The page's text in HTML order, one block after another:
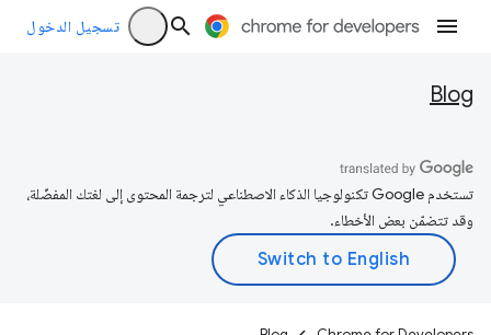
تسجيل الدخول
Blog
تستخدم Google تكنولوجيا الذكاء الاصطناعي لترجمة المحتوى إلى لغتك المفضّلة،
وقد تتضمّن بعض الأخطاء.